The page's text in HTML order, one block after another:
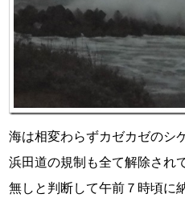
海は相変わらずカゼカゼのシ
浜田道の規制も全て解除され
無しと判断して午前７時頃に納